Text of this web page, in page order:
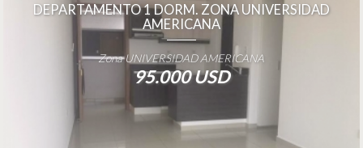
DEPARTAMENTO 1 DORM. ZONA UNIVERSIDAD
AMERICANA
Zona UNIVERSIDAD AMERICANA
95.000 USD